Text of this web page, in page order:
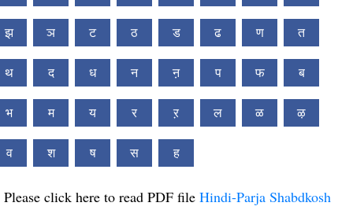
झ ञ ट ठ ड ढ ण त
थ द ध न ऩ प फ ब
भ म य र ऱ ल ळ ऴ
व श ष स ह
Please click here to read PDF file Hindi-Parja Shabdkosh